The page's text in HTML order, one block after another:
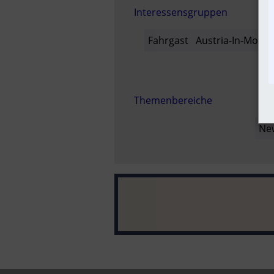
Interessensgruppen
Fahrgast Austria-In-
Themenbereiche